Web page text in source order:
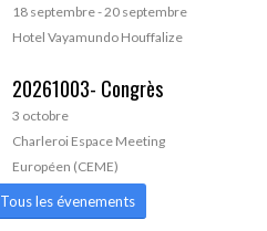
18 septembre-20 septembre
Hotel Vayamundo Houffalize
20261003- Congrès
3 octobre
Charleroi Espace Meeting
Européen (CEME)
Tous les évenements